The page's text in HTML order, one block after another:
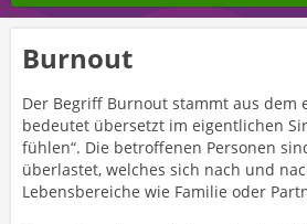
Burnout
Der Begriff Burnout stammt aus dem
bedeutet übersetzt im eigentlichen
fühlen“. Die betroffenen Personen
überlastet, welches sich nach und
Lebensbereiche wie Familie oder